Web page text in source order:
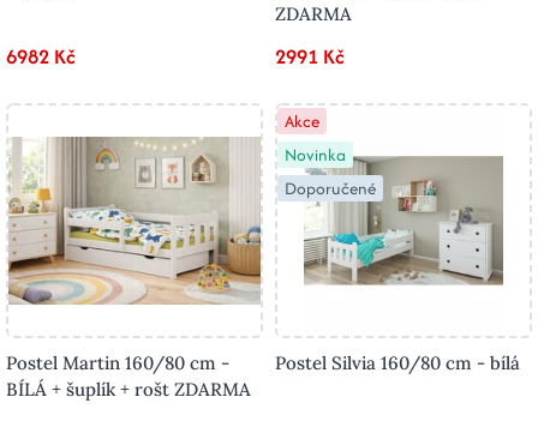
6982 Kč
ZDARMA
2991 Kč
Postel Martin 160/80 cm -
BÍLÁ + šuplík + rošt ZDARMA
Akce
Novinka
Doporučené
Postel Silvia 160/80 cm - bílá